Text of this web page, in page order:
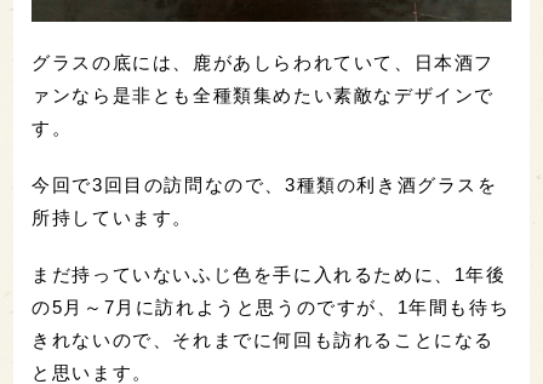
グラスの底には、鹿があしらわれていて、日本酒フ
ァンなら是非とも全種類集めたい素敵なデザインで
す。
今回で3回目の訪問なので、3種類の利き酒グラスを
所持しています。
まだ持っていないふじ色を手に入れるために、1年後
の5月～7月に訪れようと思うのですが、1年間も待ち
きれないので、それまでに何回も訪れることになる
と思います。